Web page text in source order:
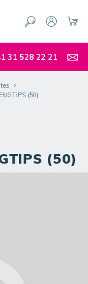
31 528 22 21
(50)
(50)